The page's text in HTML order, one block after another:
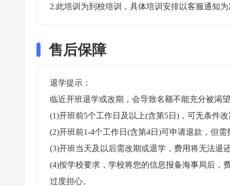
2.此培训为到校培训，具体培训安排以客服通知
售后保障
退学提示：
临近开班退学或改期，会导致名额不能充分被渴
(1)开班前5个工作日及以上(含第5日)，可无条件
(2)开班前1-4个工作日(含第4日)可申请退款，但
(3)开班当天及以后需改期或退学，费用将无法退
(4)按学校要求，学校将您的信息报备海事局后，
过度担心。